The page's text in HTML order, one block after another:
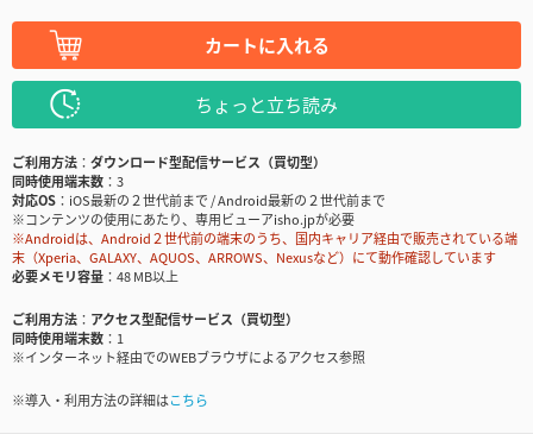
カートに入れる
ちょっと立ち読み
ご利用方法
ダウンロード型配信サービス（買切型）
同時使用端末数
3
対応OS
iOS最新の２世代前まで / Android最新の２世代前まで
※コンテンツの使用にあたり、専用ビューアisho.jpが必要
※Androidは、Android２世代前の端末のうち、国内キャリア経由で販売されている端
末（Xperia、GALAXY、AQUOS、ARROWS、Nexusなど）にて動作確認しています
必要メモリ容量
48 MB以上
ご利用方法
アクセス型配信サービス（買切型）
同時使用端末数
1
※インターネット経由でのWEBブラウザによるアクセス参照
※導入・利用方法の詳細はこちら